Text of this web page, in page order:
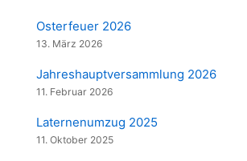
Osterfeuer 2026
13. März 2026
Jahreshauptversammlung 2026
11. Februar 2026
Laternenumzug 2025
11. Oktober 2025